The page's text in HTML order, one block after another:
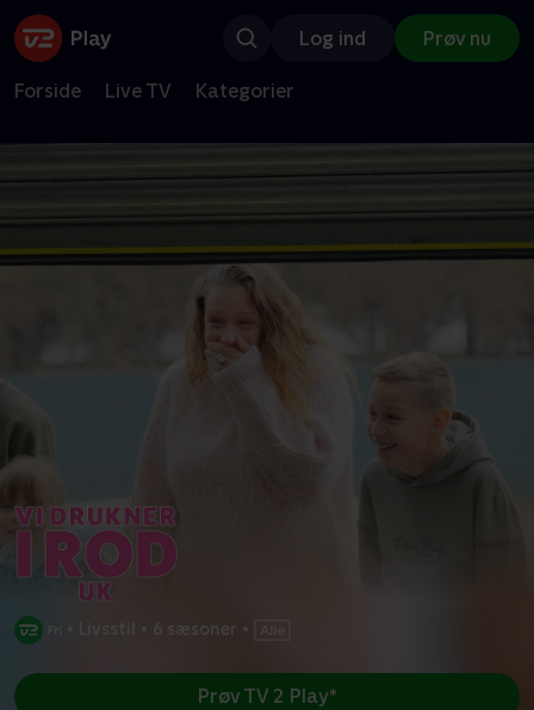
Log ind Prøv nu
Forside Live TV Kategorier
6 sæsoner •
Prøv TV 2 Play*